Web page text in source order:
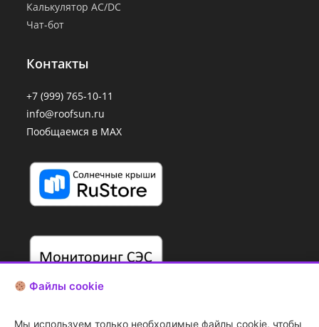
Калькулятор AC/DC
Чат-бот
Контакты
+7 (999) 765-10-11
info@roofsun.ru
Пообщаемся в MAX
Файлы cookie
Мы используем только необходимые файлы cookie, чтобы